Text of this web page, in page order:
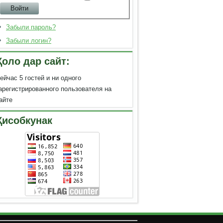
Забыли пароль?
Забыли логин?
дар сайт:
5 гостей и ни одного
пользователя на